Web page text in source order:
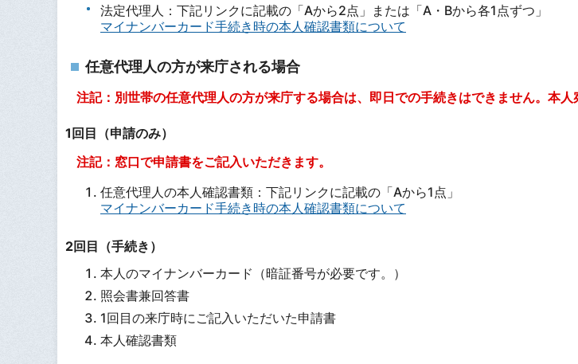
法定代理人：下記リンクに記載の「Aから2点」または「A・Bから各1点ずつ」
マイナンバーカード手続き時の本人確認書類について
任意代理人の方が来庁される場合
注記：別世帯の任意代理人の方が来庁する場合は、即日での手続きはできません。本人
1回目（申請のみ）
注記：窓口で申請書をご記入いただきます。
任意代理人の本人確認書類：下記リンクに記載の「Aから1点」
マイナンバーカード手続き時の本人確認書類について
2回目（手続き）
本人のマイナンバーカード（暗証番号が必要です。）
照会書兼回答書
1回目の来庁時にご記入いただいた申請書
本人確認書類